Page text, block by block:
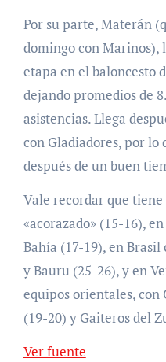
Por su parte, Materán
domingo con Marinos),
etapa en el baloncesto
dejando promedios de
asistencias. Llega
con Gladiadores, por lo
después de un buen
Vale recordar que
«acorazado» (15-16),
Bahía (17-19), en Brasil
y Bauru (25-26), y en
equipos orientales, con
(19-20) y Gaiteros del
Ver fuente